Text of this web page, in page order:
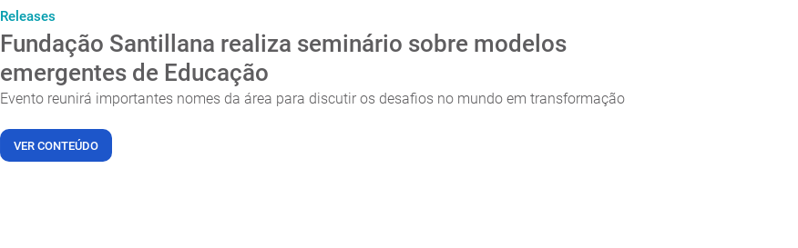
Releases
Fundação Santillana realiza seminário sobre modelos
emergentes de Educação
Evento reunirá importantes nomes da área para discutir os desafios no mundo em transformação
VER CONTEÚDO